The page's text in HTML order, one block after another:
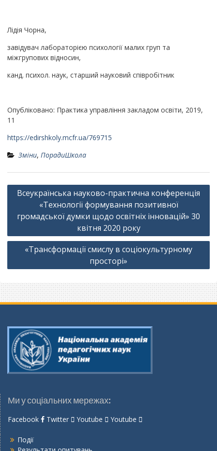
Лідія Чорна,
завідувач лабораторією психології малих груп та
міжгрупових відносин,
канд. психол. наук, старший науковий співробітник
Опубліковано: Практика управління закладом освіти, 2019,
11
https://edirshkoly.mcfr.ua/769715
Зміни, ПорадиШкола
Навігація
записів
Всеукраїнська науково-практична конференція
«Технології формування позитивної
громадської думки щодо освітніх інновацій» 30
квітня 2020 року
«Трансформації смислу в соціокультурному
просторі»
Ми у соціальних мережах:
Facebook Twitter Youtube Youtube
Події